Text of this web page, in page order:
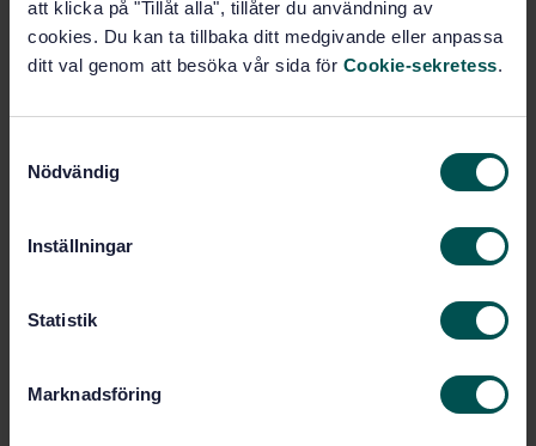
att klicka på "Tillåt alla", tillåter du användning av
cookies. Du kan ta tillbaka ditt medgivande eller anpassa
ditt val genom att besöka vår sida för Cookie-sekretess.
Nödvändig
Inställningar
Statistik
Marknadsföring
PDF
Lägg i varukorgen
Produktinformation
Framtagen av: Maskinsäkerhet, SIS/TK 282
Evaluation of the emission of airborne
Artikelnummer: